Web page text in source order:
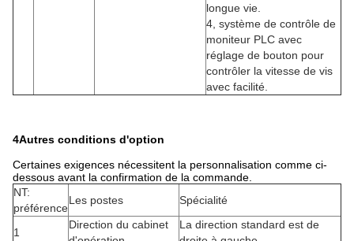
longue vie.
4, système de contrôle de
moniteur PLC avec
réglage de bouton pour
contrôler la vitesse de vis
avec facilité.
4Autres conditions d'option
Certaines exigences nécessitent la personnalisation comme ci-
dessous avant la confirmation de la commande.
NT:
préférence
Les postes Spécialité
1
Direction du cabinet
La direction standard est de